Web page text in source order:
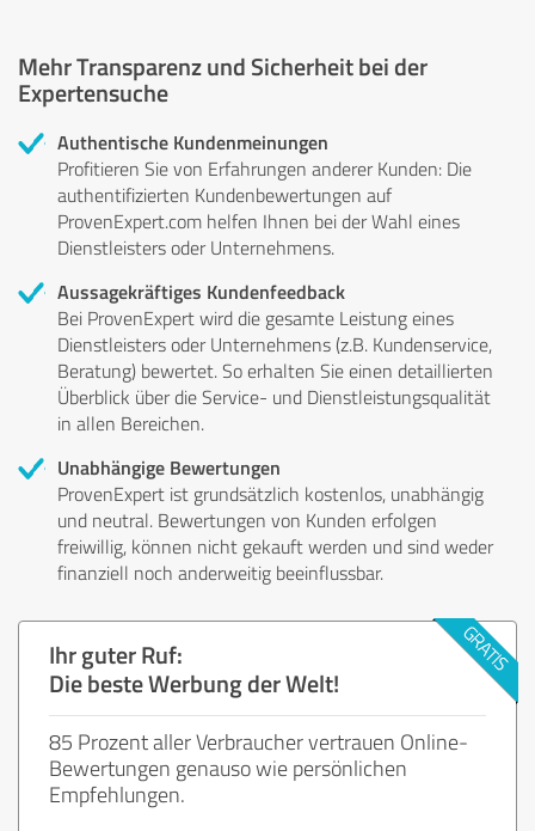
Mehr Transparenz und Sicherheit bei der
Expertensuche
Authentische Kundenmeinungen
Profitieren Sie von Erfahrungen anderer Kunden: Die
authentifizierten Kundenbewertungen auf
ProvenExpert.com helfen Ihnen bei der Wahl eines
Dienstleisters oder Unternehmens.
Aussagekräftiges Kundenfeedback
Bei ProvenExpert wird die gesamte Leistung eines
Dienstleisters oder Unternehmens (z.B. Kundenservice,
Beratung) bewertet. So erhalten Sie einen detaillierten
Überblick über die Service- und Dienstleistungsqualität
in allen Bereichen.
Unabhängige Bewertungen
ProvenExpert ist grundsätzlich kostenlos, unabhängig
und neutral. Bewertungen von Kunden erfolgen
freiwillig, können nicht gekauft werden und sind weder
finanziell noch anderweitig beeinflussbar.
Ihr guter Ruf:
Die beste Werbung der Welt!
85 Prozent aller Verbraucher vertrauen Online-
Bewertungen genauso wie persönlichen
Empfehlungen.